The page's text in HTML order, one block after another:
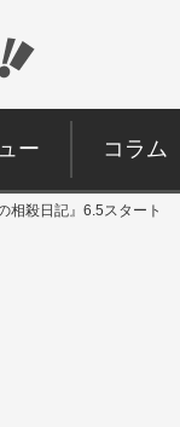
ー コラム
相殺日記』6.5スタート